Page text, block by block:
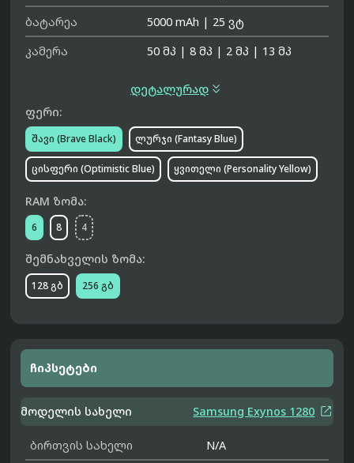
ბატარეა
5000 mAh | 25 ვტ
კამერა
50 მპ | 8 მპ | 2 მპ | 13 მპ
დეტალურად 
ფერი:
შავი (Brave Black) ლურჯი (Fantasy Blue)
ცისფერი (Optimistic Blue) ყვითელი (Personality Yellow)
RAM ზომა:
6 8 4
შემნახველის ზომა:
128 გბ 256 გბ
ჩიპსეტები
მოდელის სახელი Samsung Exynos 1280 
ბირთვის სახელი
N/A